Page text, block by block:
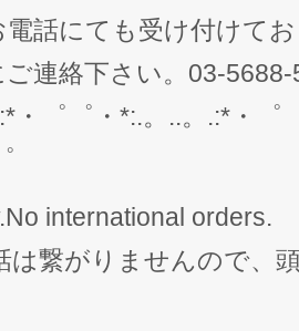
電話にても受け付けて
連絡下さい。03-5688-
・゜゜・*:.。..。.:*・
international orders.
は繋がりませんので、